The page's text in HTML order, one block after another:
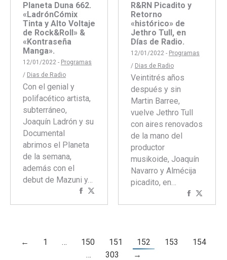
Planeta Duna 662.
«LadrónCómix
Tinta y Alto Voltaje
de Rock&Roll» &
«Kontraseña
Manga».
12/01/2022 - Programas
/ Dias de Radio
Con el genial y
polifacético artista,
subterráneo,
Joaquín Ladrón y su
Documental
abrimos el Planeta
de la semana,
además con el
debut de Mazuni y…
Compartir
concon
R&RN Picadito y
Retorno
«histórico» de
Jethro Tull, en
Días de Radio.
12/01/2022 - Programas
/ Dias de Radio
Veintitrés años
después y sin
Martin Barree,
vuelve Jethro Tull
con aires renovados
de la mano del
productor
musikoide, Joaquín
Navarro y Almécija
picadito, en…
Compartir
concon
← 1 … 150 151 152 153
154
…
303 →